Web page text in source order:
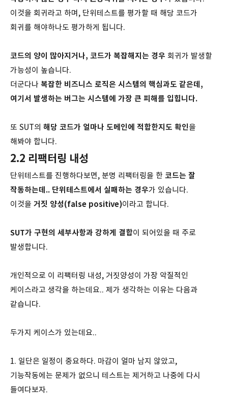
이것을 회귀라고 하며, 단위테스트를 평가할 때 해당 코드가
회귀를 해야하나도 평가하게 됩니다.
코드의 양이 많아지거나, 코드가 복잡해지는 경우 회귀가 발생할
가능성이 높습니다.
더군다나 복잡한 비즈니스 로직은 시스템의 핵심과도 같은데,
여기서 발생하는 버그는 시스템에 가장 큰 피해를 입힙니다.
또 SUT의 해당 코드가 얼마나 도메인에 적합한지도 확인을
해봐야 합니다.
2.2 리팩터링 내성
단위테스트를 진행하다보면, 분명 리팩터링을 한 코드는 잘
작동하는데.. 단위테스트에서 실패하는 경우가 있습니다.
이것을 거짓 양성(false positive)이라고 합니다.
SUT가 구현의 세부사항과 강하게 결합이 되어있을 때 주로
발생합니다.
개인적으로 이 리팩터링 내성, 거짓양성이 가장 악질적인
케이스라고 생각을 하는데요.. 제가 생각하는 이유는 다음과
같습니다.
두가지 케이스가 있는데요..
1. 일단은 일정이 중요하다. 마감이 얼마 남지 않았고,
기능작동에는 문제가 없으니 테스트는 제거하고 나중에 다시
들여다보자.